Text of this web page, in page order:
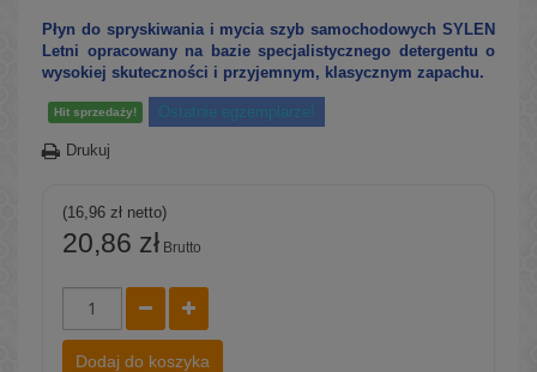
Płyn do spryskiwania i mycia szyb samochodowych SYLEN
Letni opracowany na bazie specjalistycznego detergentu o
wysokiej skuteczności i przyjemnym, klasycznym zapachu.
Hit sprzedaży! Ostatnie egzemplarze!
Drukuj
(16,96 zł netto)
20,86 zł Brutto
Dodaj do koszyka